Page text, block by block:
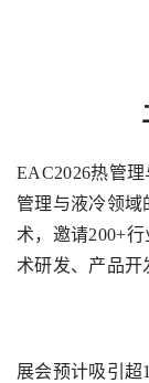
EAC2026热管理
管理与液冷领域
术，邀请200+行
术研发、产品开
展会预计吸引超